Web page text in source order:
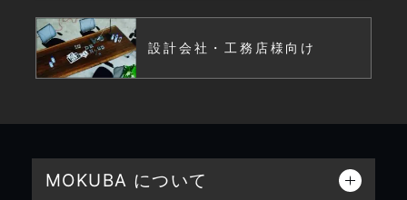
設計会社・工務店様向け
MOKUBA について